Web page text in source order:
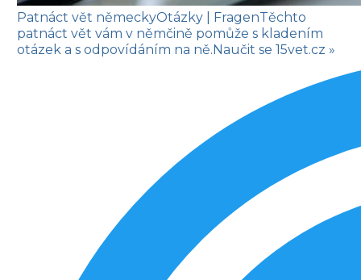
Patnáct vět německyOtázky | FragenTěchto
patnáct vět vám v němčině pomůže s kladením
otázek a s odpovídáním na ně.Naučit se 15vet.cz »